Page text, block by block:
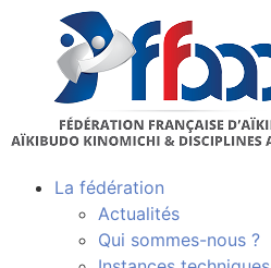
La fédération
Actualités
Qui sommes-nous ?